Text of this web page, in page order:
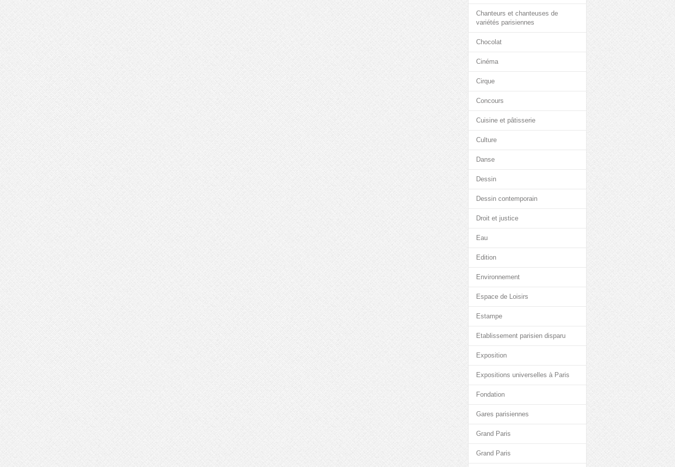
Chanteurs et chanteuses de
variétés parisiennes
Chocolat
Cinéma
Cirque
Concours
Cuisine et pâtisserie
Culture
Danse
Dessin
Dessin contemporain
Droit et justice
Eau
Edition
Environnement
Espace de Loisirs
Estampe
Etablissement parisien disparu
Exposition
Expositions universelles à Paris
Fondation
Gares parisiennes
Grand Paris
Grand Paris